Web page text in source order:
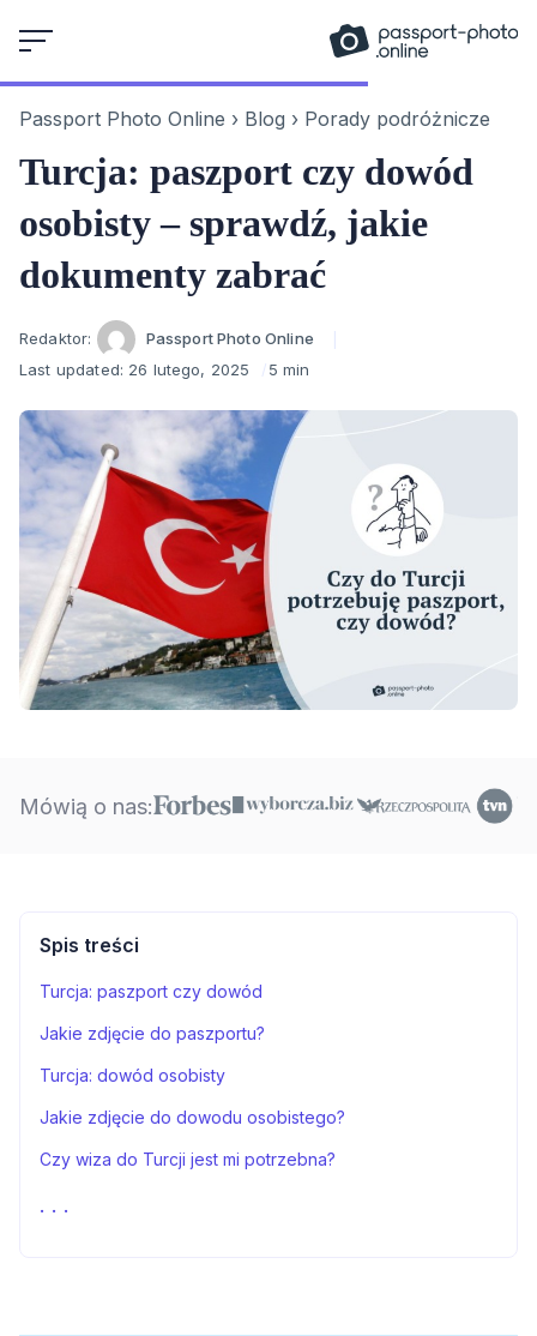
to
Passport Photo Online › Blog › Porady podróżnicze
Turcja: paszport czy dowód
osobisty – sprawdź, jakie
dokumenty zabrać
Author
Redaktor:
Passport Photo Online
Last updated: 26 lutego, 2025 5 min
Mówią o nas:
Spis treści
Turcja: paszport czy dowód
Jakie zdjęcie do paszportu?
Turcja: dowód osobisty
Jakie zdjęcie do dowodu osobistego?
Czy wiza do Turcji jest mi potrzebna?